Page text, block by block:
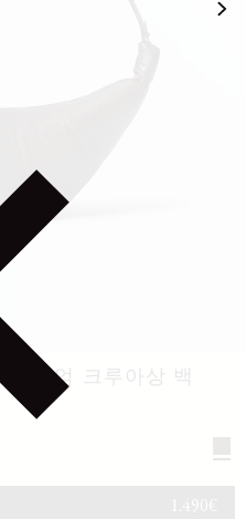
디엄 크루아상 백